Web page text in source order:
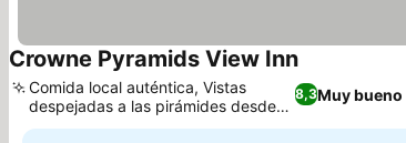
Crowne Pyramids View Inn
8,3Muy bueno
Comida local auténtica, Vistas
despejadas a las pirámides desde
tu habitación